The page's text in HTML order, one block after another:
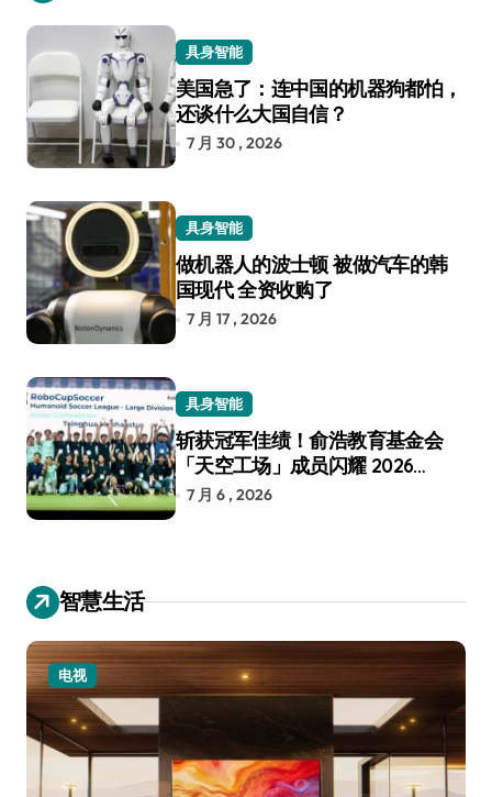
具身智能
美国急了：连中国的机器狗都怕，
还谈什么大国自信？
7 月 30 , 2026
具身智能
做机器人的波士顿 被做汽车的韩
国现代 全资收购了
7 月 17 , 2026
具身智能
斩获冠军佳绩！俞浩教育基金会
「天空工场」成员闪耀 2026
RoboCup 机器人世界杯
7 月 6 , 2026
智慧生活
小家电